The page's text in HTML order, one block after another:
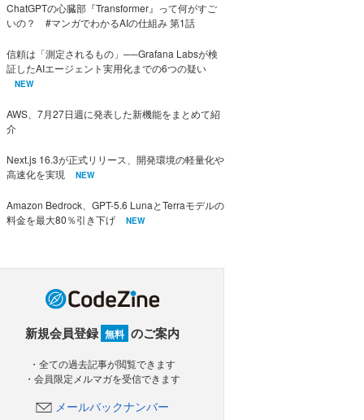
ChatGPTの心臓部『Transformer』って何がすご
いの？ #マンガでわかるAIの仕組み 第1話
信頼は「測定されるもの」──Grafana Labsが検
証したAIエージェント実用化までの6つの疑い
NEW
AWS、7月27日週に発表した新機能をまとめて紹
介
Next.js 16.3が正式リリース、開発環境の軽量化や
高速化を実現
NEW
Amazon Bedrock、GPT-5.6 LunaとTerraモデルの
料金を最大80％引き下げ
NEW
新規会員登録 無料 のご案内
・全ての過去記事が閲覧できます
・会員限定メルマガを受信できます
メールバックナンバー